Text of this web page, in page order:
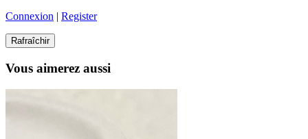
Connexion | Register
Vous aimerez aussi